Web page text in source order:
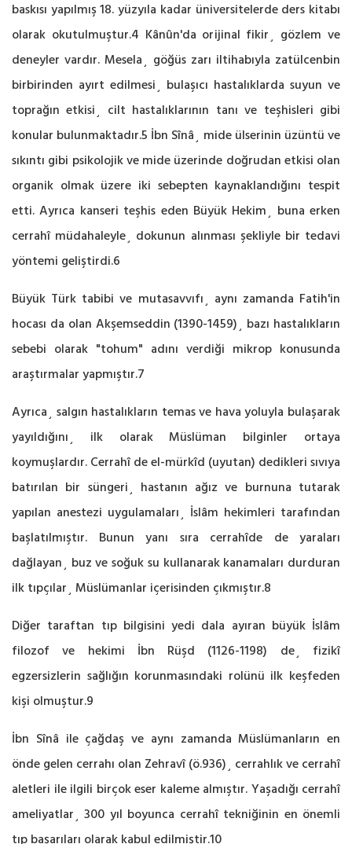
baskısı yapılmış 18. yüzyıla kadar üniversitelerde ders kitabı
olarak okutulmuştur.4 Kânûn'da orijinal fikir¸ gözlem ve
deneyler vardır. Mesela¸ göğüs zarı iltihabıyla zatülcenbin
birbirinden ayırt edilmesi¸ bulaşıcı hastalıklarda suyun ve
toprağın etkisi¸ cilt hastalıklarının tanı ve teşhisleri gibi
konular bulunmaktadır.5 İbn Sînâ¸ mide ülserinin üzüntü ve
sıkıntı gibi psikolojik ve mide üzerinde doğrudan etkisi olan
organik olmak üzere iki sebepten kaynaklandığını tespit
etti. Ayrıca kanseri teşhis eden Büyük Hekim¸ buna erken
cerrahî müdahaleyle¸ dokunun alınması şekliyle bir tedavi
yöntemi geliştirdi.6
Büyük Türk tabibi ve mutasavvıfı¸ aynı zamanda Fatih'in
hocası da olan Akşemseddin (1390-1459)¸ bazı hastalıkların
sebebi olarak "tohum" adını verdiği mikrop konusunda
araştırmalar yapmıştır.7
Ayrıca¸ salgın hastalıkların temas ve hava yoluyla bulaşarak
yayıldığını¸ ilk olarak Müslüman bilginler ortaya
koymuşlardır. Cerrahî de el-mürkîd (uyutan) dedikleri sıvıya
batırılan bir süngeri¸ hastanın ağız ve burnuna tutarak
yapılan anestezi uygulamaları¸ İslâm hekimleri tarafından
başlatılmıştır. Bunun yanı sıra cerrahîde de yaraları
dağlayan¸ buz ve soğuk su kullanarak kanamaları durduran
ilk tıpçılar¸ Müslümanlar içerisinden çıkmıştır.8
Diğer taraftan tıp bilgisini yedi dala ayıran büyük İslâm
filozof ve hekimi İbn Rüşd (1126-1198) de¸ fizikî
egzersizlerin sağlığın korunmasındaki rolünü ilk keşfeden
kişi olmuştur.9
İbn Sînâ ile çağdaş ve aynı zamanda Müslümanların en
önde gelen cerrahı olan Zehravî (ö.936)¸ cerrahlık ve cerrahî
aletleri ile ilgili birçok eser kaleme almıştır. Yaşadığı cerrahî
ameliyatlar¸ 300 yıl boyunca cerrahî tekniğinin en önemli
tıp başarıları olarak kabul edilmiştir.10